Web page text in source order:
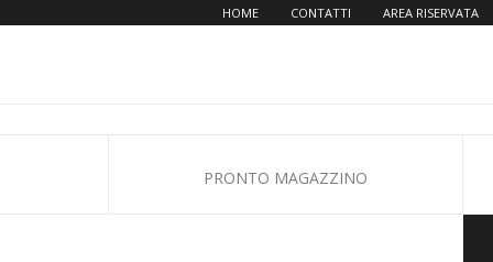
HOME CONTATTI AREA RISERVATA
PRONTO MAGAZZINO